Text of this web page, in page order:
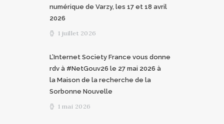
numérique de Varzy, les 17 et 18 avril
2026
1 juillet 2026
L’Internet Society France vous donne
rdv à #NetGouv26 le 27 mai 2026 à
la Maison de la recherche de la
Sorbonne Nouvelle
1 mai 2026